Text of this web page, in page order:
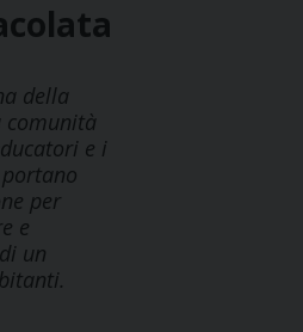
della
comunità
e i
per
e
un